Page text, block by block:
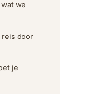
we
reis door
je